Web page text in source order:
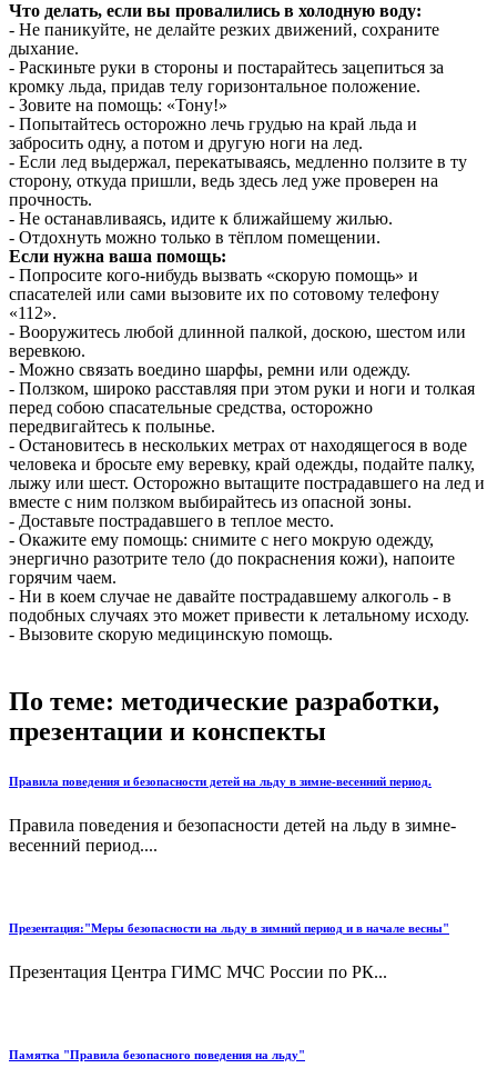
Что делать, если вы провалились в холодную воду:
- Не паникуйте, не делайте резких движений, сохраните
дыхание.
- Раскиньте руки в стороны и постарайтесь зацепиться за
кромку льда, придав телу горизонтальное положение.
- Зовите на помощь: «Тону!»
- Попытайтесь осторожно лечь грудью на край льда и
забросить одну, а потом и другую ноги на лед.
- Если лед выдержал, перекатываясь, медленно ползите в ту
сторону, откуда пришли, ведь здесь лед уже проверен на
прочность.
- Не останавливаясь, идите к ближайшему жилью.
- Отдохнуть можно только в тёплом помещении.
Если нужна ваша помощь:
- Попросите кого-нибудь вызвать «скорую помощь» и
спасателей или сами вызовите их по сотовому телефону
«112».
- Вооружитесь любой длинной палкой, доскою, шестом или
веревкою.
- Можно связать воедино шарфы, ремни или одежду.
- Ползком, широко расставляя при этом руки и ноги и толкая
перед собою спасательные средства, осторожно
передвигайтесь к полынье.
- Остановитесь в нескольких метрах от находящегося в воде
человека и бросьте ему веревку, край одежды, подайте палку,
лыжу или шест. Осторожно вытащите пострадавшего на лед и
вместе с ним ползком выбирайтесь из опасной зоны.
- Доставьте пострадавшего в теплое место.
- Окажите ему помощь: снимите с него мокрую одежду,
энергично разотрите тело (до покраснения кожи), напоите
горячим чаем.
- Ни в коем случае не давайте пострадавшему алкоголь - в
подобных случаях это может привести к летальному исходу.
- Вызовите скорую медицинскую помощь.
По теме: методические разработки,
презентации и конспекты
Правила поведения и безопасности детей на льду в зимне-весенний период.
Правила поведения и безопасности детей на льду в зимне-
весенний период....
Презентация:"Меры безопасности на льду в зимний период и в начале весны"
Презентация Центра ГИМС МЧС России по РК...
Памятка "Правила безопасного поведения на льду"